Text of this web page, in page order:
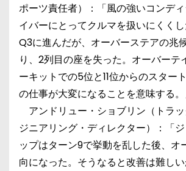
ポーツ責任者）：「風の強いコンデ
イバーにとってクルマを扱いにくく
Q3に進んだが、オーバーステアの兆
り、2列目の座を失った。オーバーテ
ーキットでの5位と11位からのスター
の仕事が大変になることを意味する。
アンドリュー・ショブリン（トラ
ジニアリング・ディレクター）：「
ップはターン9で挙動を乱した後、オ
向になった。そうなると改善は難し